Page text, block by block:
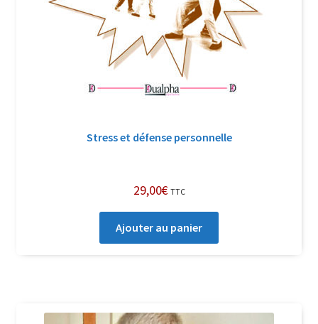
Stress et défense personnelle
29,00€ TTC
Ajouter au panier